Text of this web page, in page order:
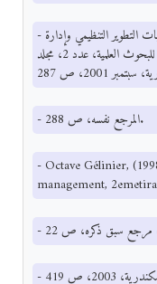
- مصطفى أبو بكر ومعالي فهمي حيدر، معوقات ومتطلبات التطوير التنظيمي وإدارة
التغيير في المنظمات الحكومية، مجلة كلية التجارة للبحوث العلمية، عدد 2، مجلد
- المرجع نفسه، ص 288.
- Octave Gélinier,
management,